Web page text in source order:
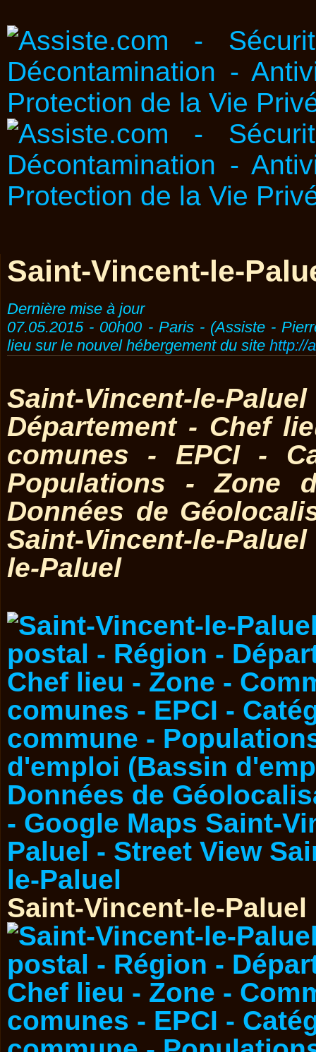
Saint-Vincent-le-
Dernière mise à jour
07.05.2015 - 00h00 - Paris - (Assiste -
lieu sur le nouvel hébergement du site http://
Saint-Vincent-le-
Département - Chef
comunes - EPCI -
Populations - Zone
Données de
Saint-Vincent-le-
le-Paluel
Saint-Vincent-le-Paluel